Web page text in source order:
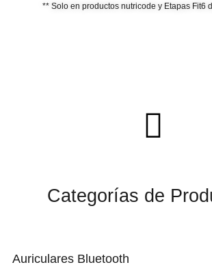
** Solo en productos nutricode y Etapas Fit6
Categorías de Prod
Auriculares Bluetooth